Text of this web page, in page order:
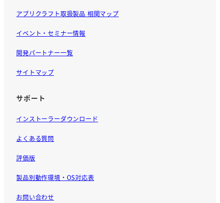
アプリクラフト取扱製品 相関マップ
イベント・セミナー情報
開発パートナー一覧
サイトマップ
サポート
インストーラーダウンロード
よくある質問
評価版
製品別動作環境・OS対応表
お問い合わせ